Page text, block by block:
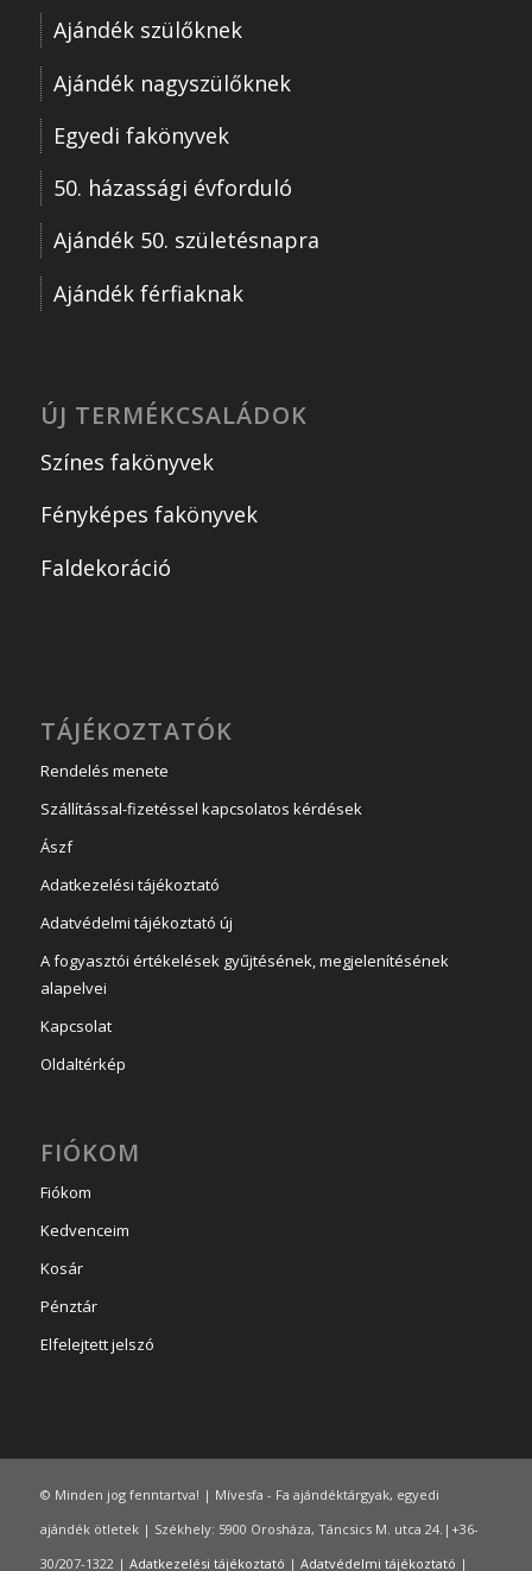
Ajándék szülőknek
Ajándék nagyszülőknek
Egyedi fakönyvek
50. házassági évforduló
Ajándék 50. születésnapra
Ajándék férfiaknak
ÚJ TERMÉKCSALÁDOK
Színes fakönyvek
Fényképes fakönyvek
Faldekoráció
TÁJÉKOZTATÓK
Rendelés menete
Szállítással-fizetéssel kapcsolatos kérdések
Ászf
Adatkezelési tájékoztató
Adatvédelmi tájékoztató új
A fogyasztói értékelések gyűjtésének, megjelenítésének
alapelvei
Kapcsolat
Oldaltérkép
FIÓKOM
Fiókom
Kedvenceim
Kosár
Pénztár
Elfelejtett jelszó
© Minden jog fenntartva! | Mívesfa - Fa ajándéktárgyak, egyedi
ajándék ötletek | Székhely: 5900 Orosháza, Táncsics M. utca 24.|+36-
30/207-1322 | Adatkezelési tájékoztató | Adatvédelmi tájékoztató |